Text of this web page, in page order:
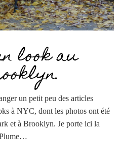
look au
un petit peu des articles
à NYC, dont les photos ont été
et à Brooklyn. Je porte ici la